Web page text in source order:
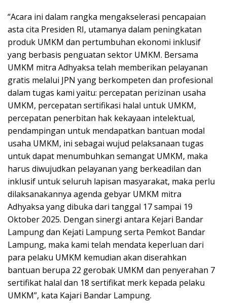
“Acara ini dalam rangka mengakselerasi pencapaian
asta cita Presiden RI, utamanya dalam peningkatan
produk UMKM dan pertumbuhan ekonomi inklusif
yang berbasis penguatan sektor UMKM. Bersama
UMKM mitra Adhyaksa telah memberikan pelayanan
gratis melalui JPN yang berkompeten dan profesional
dalam tugas kami yaitu: percepatan perizinan usaha
UMKM, percepatan sertifikasi halal untuk UMKM,
percepatan penerbitan hak kekayaan intelektual,
pendampingan untuk mendapatkan bantuan modal
usaha UMKM, ini sebagai wujud pelaksanaan tugas
untuk dapat menumbuhkan semangat UMKM, maka
harus diwujudkan pelayanan yang berkeadilan dan
inklusif untuk seluruh lapisan masyarakat, maka perlu
dilaksanakannya agenda gebyar UMKM mitra
Adhyaksa yang dibuka dari tanggal 17 sampai 19
Oktober 2025. Dengan sinergi antara Kejari Bandar
Lampung dan Kejati Lampung serta Pemkot Bandar
Lampung, maka kami telah mendata keperluan dari
para pelaku UMKM kemudian akan diserahkan
bantuan berupa 22 gerobak UMKM dan penyerahan 7
sertifikat halal dan 18 sertifikat merk kepada pelaku
UMKM”, kata Kajari Bandar Lampung.